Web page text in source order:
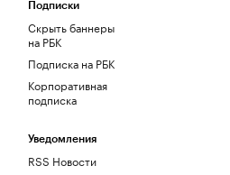
Подписки
Скрыть баннеры
на РБК
Подписка на РБК
Корпоративная
подписка
Уведомления
RSS Новости